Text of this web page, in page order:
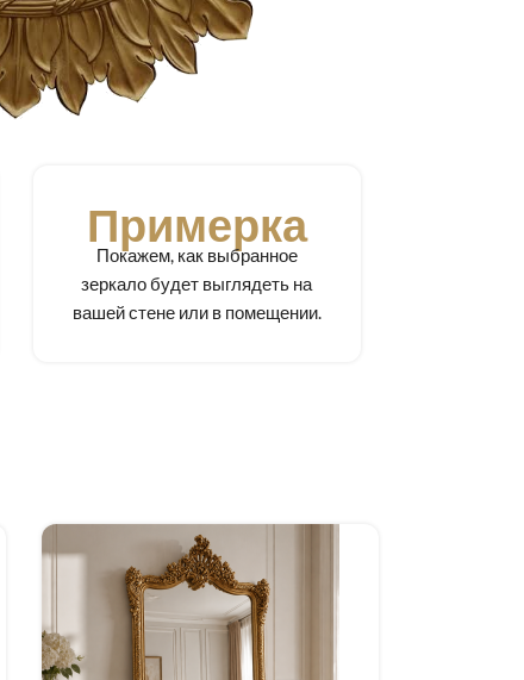
Примерка
Покажем, как выбранное
зеркало будет выглядеть на
вашей стене или в помещении.